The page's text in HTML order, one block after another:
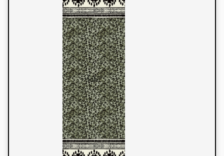
Temos orgulho de expressar nossa identidade
brasileira por meio de nossos tecidos e estampas
personalizadas, trabalhando em colaboração
com nossos clientes e dando vida aos seus
conceitos e criações. Nossa extensa linha de
produtos tem opções para diferentes mercados.
Oferecemos também tecidos ecológicos e
tecnológicos que podem ser acabados em
qualquer cor sólida ou impressão digital.